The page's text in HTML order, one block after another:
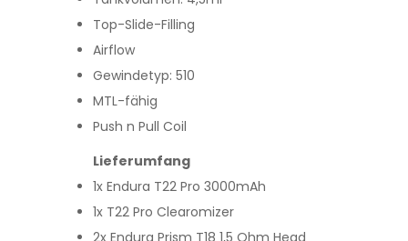
Top-Slide-Filling
Airflow
Gewindetyp: 510
MTL-fähig
Push n Pull Coil
Lieferumfang
1x Endura T22 Pro 3000mAh
1x T22 Pro Clearomizer
2x Endura Prism T18 1,5 Ohm Head